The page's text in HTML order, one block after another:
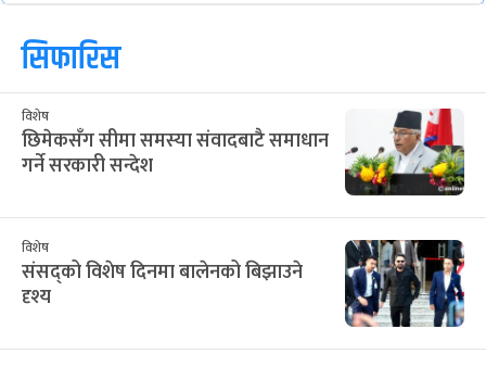
सिफारिस
विशेष
छिमेकसँग सीमा समस्या संवादबाटै समाधान
गर्ने सरकारी सन्देश
विशेष
संसद्को विशेष दिनमा बालेनको बिझाउने
दृश्य